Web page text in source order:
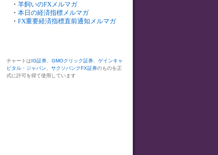
・ 羊飼いのFXメルマガ
・ 本日の経済指標メルマガ
・ FX重要経済指標直前通知メルマガ
チャートはIG証券 GMOクリック証券
ゲインキャ
ピタル・ジャパン
サクソバンクFX証券のものを正
式に許可を得て使用しています